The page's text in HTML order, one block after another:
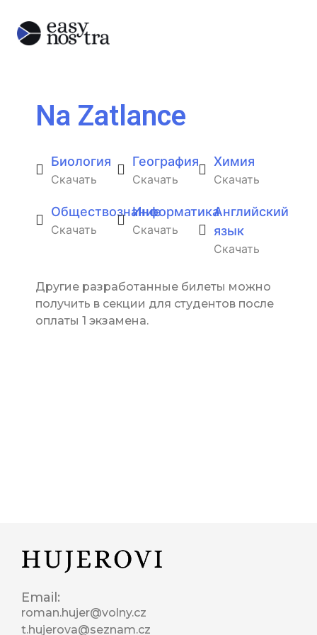
Na Zatlance
Биология
Скачать
География
Скачать
Химия
Скачать
Обществознание
Скачать
Информатика
Скачать
Английский
язык
Скачать
Другие разработанные билеты можно
получить в секции для студентов после
оплаты 1 экзамена.
Email:
roman.hujer@volny.cz
t.hujerova@seznam.cz